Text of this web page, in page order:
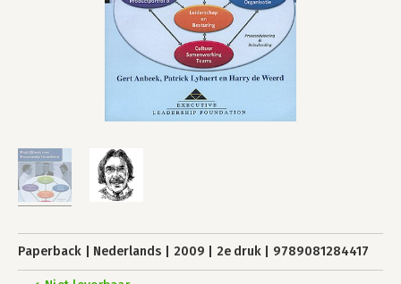
Paperback Nederlands 2009 2e druk 9789081284417